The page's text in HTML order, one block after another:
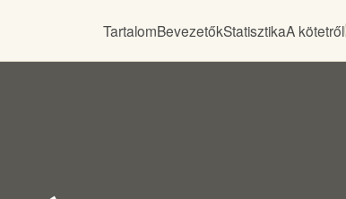
TartalomBevezetőkStatisztikaA kötetről